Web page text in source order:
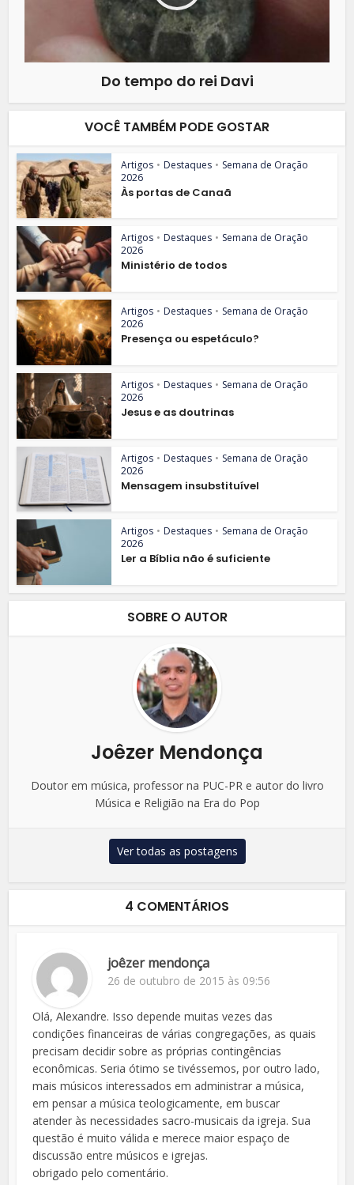
Do tempo do rei Davi
VOCÊ TAMBÉM PODE GOSTAR
Artigos • Destaques • Semana de Oração
2026
Às portas de Canaã
Artigos • Destaques • Semana de Oração
2026
Ministério de todos
Artigos • Destaques • Semana de Oração
2026
Presença ou espetáculo?
Artigos • Destaques • Semana de Oração
2026
Jesus e as doutrinas
Artigos • Destaques • Semana de Oração
2026
Mensagem insubstituível
Artigos • Destaques • Semana de Oração
2026
Ler a Bíblia não é suficiente
SOBRE O AUTOR
Joêzer Mendonça
Doutor em música, professor na PUC-PR e autor do livro
Música e Religião na Era do Pop
Ver todas as postagens
4 COMENTÁRIOS
joêzer mendonça
26 de outubro de 2015 às 09:56
Olá, Alexandre. Isso depende muitas vezes das
condições financeiras de várias congregações, as quais
precisam decidir sobre as próprias contingências
econômicas. Seria ótimo se tivéssemos, por outro lado,
mais músicos interessados em administrar a música,
em pensar a música teologicamente, em buscar
atender às necessidades sacro-musicais da igreja. Sua
questão é muito válida e merece maior espaço de
discussão entre músicos e igrejas.
obrigado pelo comentário.